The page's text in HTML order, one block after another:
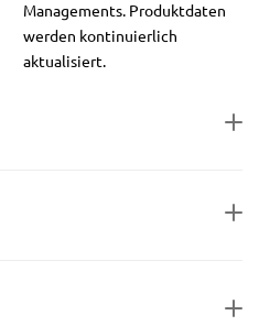
Managements. Produktdaten
werden kontinuierlich
aktualisiert.